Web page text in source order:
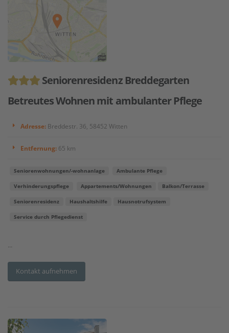
Seniorenresidenz Breddegarten
Betreutes Wohnen mit ambulanter Pflege
Adresse: Breddestr. 36, 58452 Witten
Entfernung: 65 km
Seniorenwohnungen/-wohnanlage Ambulante Pflege
Verhinderungspflege Appartements/Wohnungen Balkon/Terrasse
Seniorenresidenz Haushaltshilfe Hausnotrufsystem
Service durch Pflegedienst
...
Kontakt aufnehmen